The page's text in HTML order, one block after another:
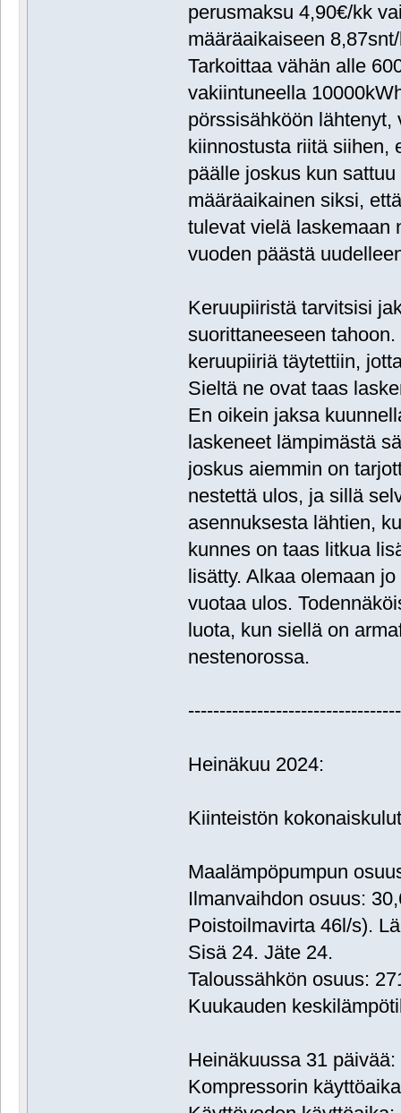
perusmaksu 4,90€/kk
määräaikaiseen
Tarkoittaa vähän alle
vakiintuneella
pörssisähköön
kiinnostusta riitä siihen,
päälle joskus kun
määräaikainen siksi,
tulevat vielä laskemaan
vuoden päästä
Keruupiiristä tarvitsisi
suorittaneeseen
keruupiiriä täytettiin,
Sieltä ne ovat taas
En oikein jaksa
laskeneet lämpimästä
joskus aiemmin on
nestettä ulos, ja sillä
asennuksesta lähtien,
kunnes on taas litkua
lisätty. Alkaa olemaan
vuotaa ulos.
luota, kun siellä on
nestenorossa.
Heinäkuu 2024:
Kiinteistön
Maalämpöpumpun
Ilmanvaihdon osuus:
Poistoilmavirta 46l/s).
Sisä 24. Jäte 24.
Taloussähkön osuus:
Kuukauden
Heinäkuussa 31
Kompressorin